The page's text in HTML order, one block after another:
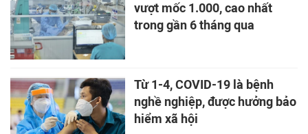
vượt mốc 1.000, cao nhất
trong gần 6 tháng qua
Từ 1-4, COVID-19 là bệnh
nghề nghiệp, được hưởng bảo
hiểm xã hội